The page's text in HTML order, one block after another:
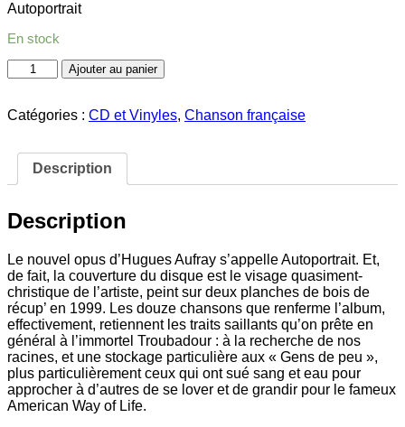
Autoportrait
En stock
quantité
de
Ajouter au panier
Catégories : CD et Vinyles, Chanson française
Description
Description
Le nouvel opus d’Hugues Aufray s’appelle Autoportrait. Et,
de fait, la couverture du disque est le visage quasiment-
christique de l’artiste, peint sur deux planches de bois de
récup’ en 1999. Les douze chansons que renferme l’album,
effectivement, retiennent les traits saillants qu’on prête en
général à l’immortel Troubadour : à la recherche de nos
racines, et une stockage particulière aux « Gens de peu »,
plus particulièrement ceux qui ont sué sang et eau pour
approcher à d’autres de se lover et de grandir pour le fameux
American Way of Life.